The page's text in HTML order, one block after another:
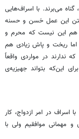
می‌برند. با اسراف‌هایی
این عمل حَسن و حسنه
هم این نیست که محرم و
اما ریخت و پاش زیادی هم
در مواردی واقعاً
این‌که بتواند جهیزیه‌ی
در امر ازدواج، کار
مهمانی موافقیم ولی با